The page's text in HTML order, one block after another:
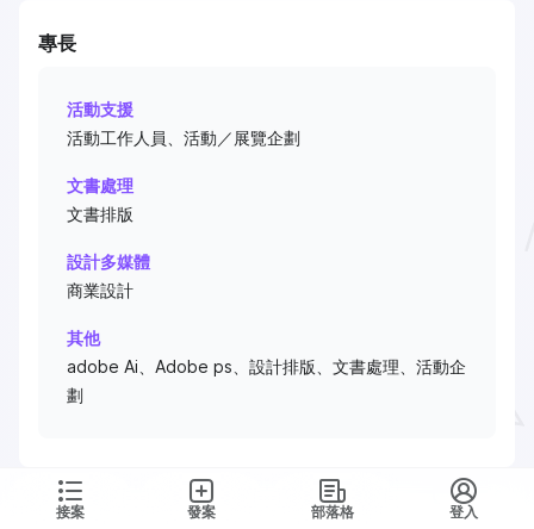
接案 發案 部落格 登入
專長
活動支援
活動工作人員、活動／展覽企劃
文書處理
文書排版
設計多媒體
商業設計
其他
adobe Ai、Adobe ps、設計排版、文書處理、活動企
劃